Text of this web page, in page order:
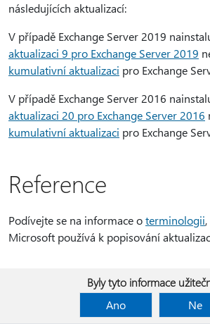
následujících aktualizací:
V případě Exchange Server 2019
aktualizaci 9 pro Exchange Server 2019
kumulativní aktualizaci pro Exchange
V případě Exchange Server 2016
aktualizaci 20 pro Exchange Server 2016
kumulativní aktualizaci pro Exchange
Reference
Podívejte se na informace oterminologii
Microsoft používá k popisování
Byly tyto informace
Ano
Ne